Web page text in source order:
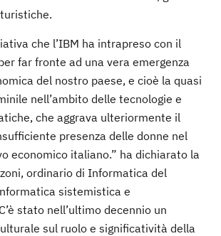
che l’IBM ha intrapreso con il
far fronte ad una vera emergenza
del nostro paese, e cioè la quasi
nell’ambito delle tecnologie e
che aggrava ulteriormente il
presenza delle donne nel
economico italiano.” ha dichiarato la
ordinario di Informatica del
sistemistica e
stato nell’ultimo decennio un
sul ruolo e significatività della